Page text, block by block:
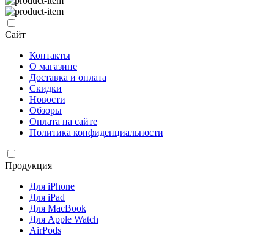
Сайт
Контакты
О магазине
Доставка и оплата
Скидки
Новости
Обзоры
Оплата на сайте
Политика конфиденциальности
Продукция
Для iPhone
Для iPad
Для MacBook
Для Apple Watch
AirPods